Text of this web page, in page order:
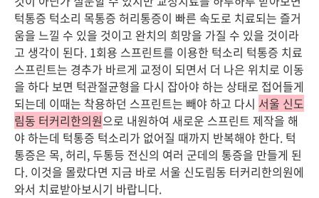
턱통증 턱소리 목통증 허리통증이 빠른 속도로 치료되는 즐거
움을 느낄 수 있을 것이고 완치의 희망을 가질 수 있을 것이라
고 생각이 된다. 1회용 스프린트를 이용한 턱소리 턱통증 치료
스프린트는 경추가 바르게 교정이 되면서 더 나은 위치로 이동
을 하다 보면 턱관절균형을 다시 잡아야 하는 상태로 접어들게
되는데 이때는 착용하던 스프린트는 빼야 하고 다시 서울 신도
림동 터커리한의원으로 내원하여 새로운 스프린트 제작을 해
야 하는데 턱통증 턱소리가 없어질 때까지 반복해야 한다. 턱
통증은 목, 허리, 두통등 전신의 여러 군데의 통증을 만들게 된
다. 이것을 몰랐다면 지금 바로 서울 신도림동 터커리한의원에
와서 치료받아보시기 바랍니다.